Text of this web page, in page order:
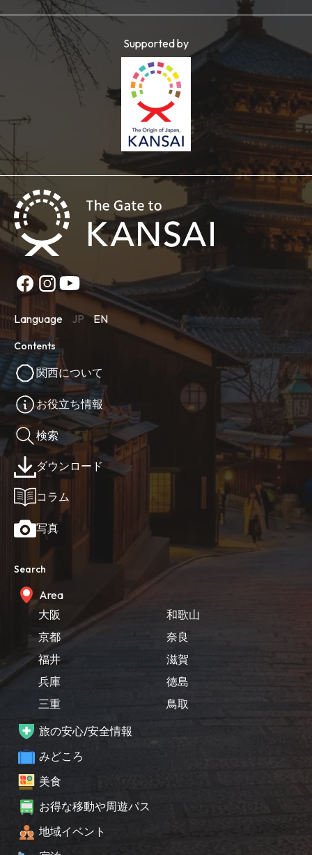
Supported by
Language JP EN
Contents
関西について
お役立ち情報
検索
ダウンロード
コラム
写真
Search
Area
大阪
京都
福井
兵庫
三重
和歌山
奈良
滋賀
徳島
鳥取
旅の安心/安全情報
みどころ
美食
お得な移動や周遊パス
地域イベント